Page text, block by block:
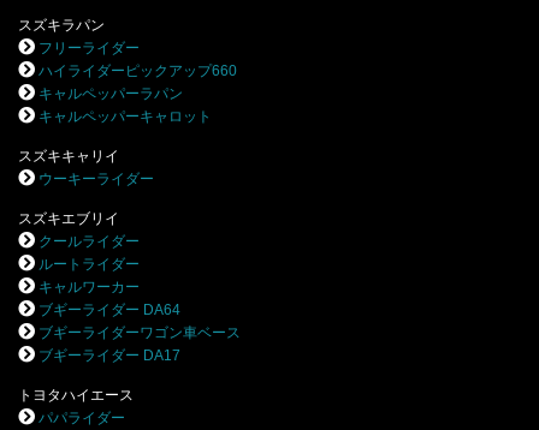
スズキラパン
フリーライダー
ハイライダーピックアップ660
キャルペッパーラパン
キャルペッパーキャロット
スズキキャリイ
ウーキーライダー
スズキエブリイ
クールライダー
ルートライダー
キャルワーカー
ブギーライダー DA64
ブギーライダーワゴン車ベース
ブギーライダー DA17
トヨタハイエース
パパライダー